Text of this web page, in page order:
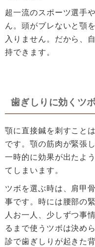
超一流のスポーツ選手
ん。頭がブレないと顎
入りません。だから、
持できます。
歯ぎしりに効くツ
顎に直接鍼を刺すこと
です。顎の筋肉が緊張
一時的に効果が出たよ
てしまいます。
ツボを選ぶ時は、肩甲
事です。時には腰部の
人お一人、少しずつ事
るまで使うツボは決め
診で歯ぎしりが起きた